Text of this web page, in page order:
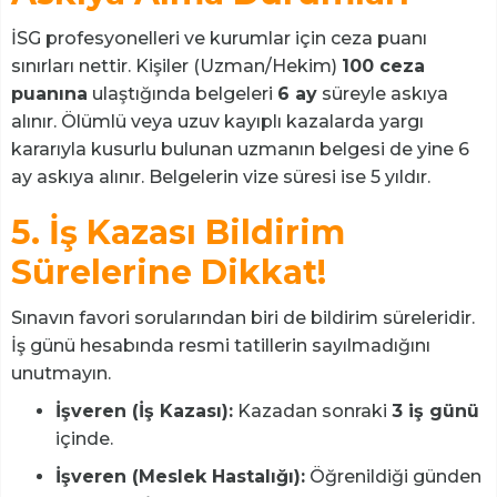
İSG profesyonelleri ve kurumlar için ceza puanı
sınırları nettir. Kişiler (Uzman/Hekim) 100 ceza
puanına ulaştığında belgeleri 6 ay süreyle askıya
alınır. Ölümlü veya uzuv kayıplı kazalarda yargı
kararıyla kusurlu bulunan uzmanın belgesi de yine 6
ay askıya alınır. Belgelerin vize süresi ise 5 yıldır.
5. İş Kazası Bildirim
Sürelerine Dikkat!
Sınavın favori sorularından biri de bildirim süreleridir.
İş günü hesabında resmi tatillerin sayılmadığını
unutmayın.
İşveren (İş Kazası): Kazadan sonraki 3 iş günü
içinde.
İşveren (Meslek Hastalığı): Öğrenildiği günden